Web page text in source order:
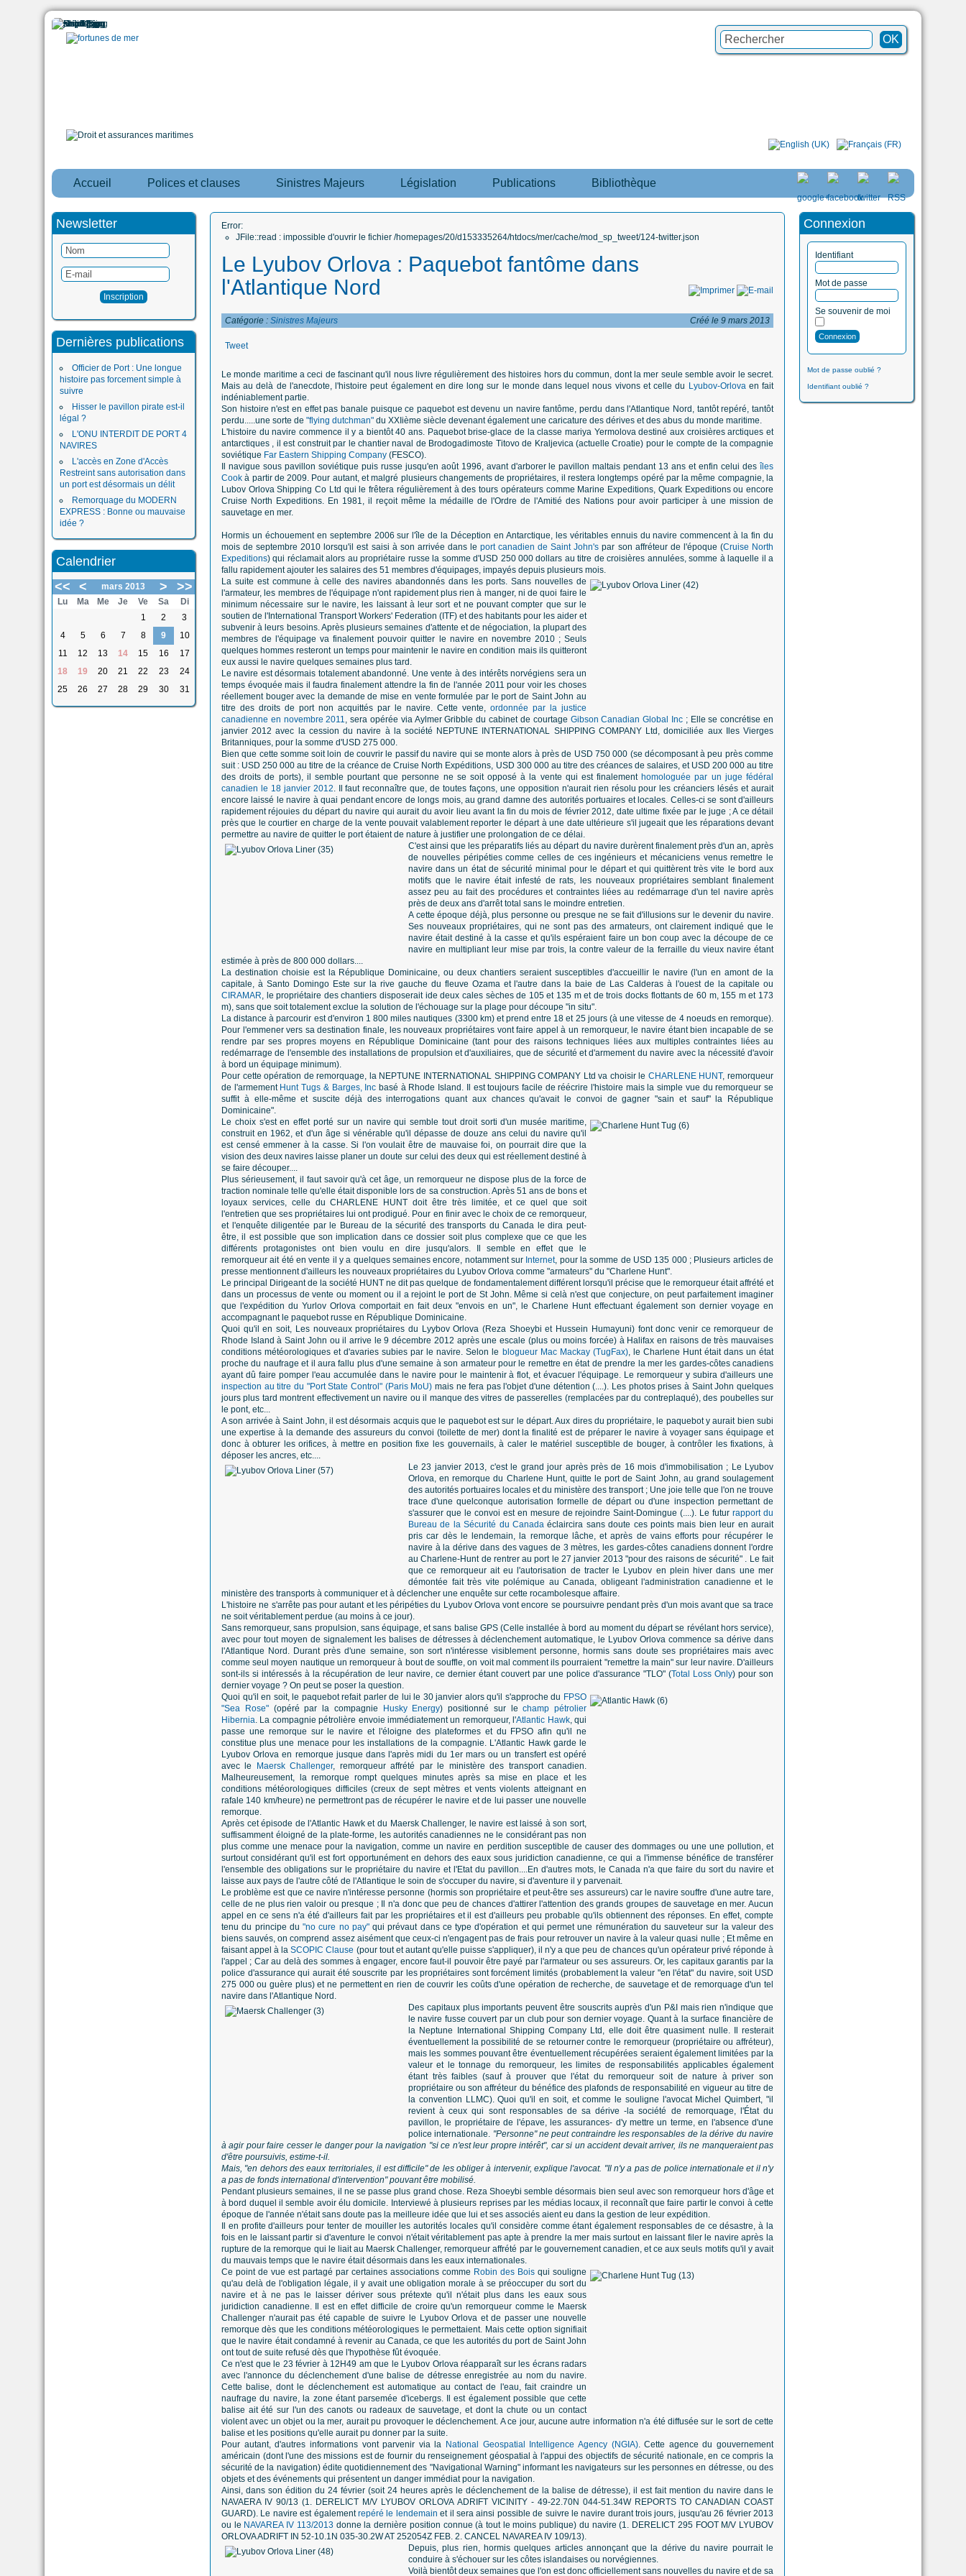
Accueil Polices et clauses Sinistres Majeurs Législation Publications Bibliothèque
Newsletter
Dernières publications
Officier de Port : Une longue
histoire pas forcement simple à
suivre
Hisser le pavillon pirate est-il
légal ?
L'ONU INTERDIT DE PORT 4
NAVIRES
L'accès en Zone d'Accès
Restreint sans autorisation dans
un port est désormais un délit
Remorquage du MODERN
EXPRESS : Bonne ou mauvaise
idée ?
Calendrier
<<
< mars 2013 > >>
Lu Ma Me Je Ve Sa
Di
1
2
3
4
5 6 7 8 9
10
11
12 13 14 15 16
17
18
19 20 21 22 23
24
25
26 27 28 29 30 31
Connexion
Identifiant
Mot de passe
Se souvenir de moi
Mot de passe oublié ?
Identifiant oublié ?
Error:
JFile::read : impossible d'ouvrir le fichier /homepages/20/d153335264/htdocs/mer/cache/mod_sp_tweet/124-twitter.json
Le Lyubov Orlova : Paquebot fantôme dans
l'Atlantique Nord
Catégorie : Sinistres Majeurs Créé le 9 mars 2013
Tweet
Le monde maritime a ceci de fascinant qu'il nous livre régulièrement des histoires hors du commun, dont la mer seule semble avoir le secret.
Mais au delà de l'anecdote, l'histoire peut également en dire long sur le monde dans lequel nous vivons et celle du Lyubov-Orlovaen fait
indéniablement partie.
Son histoire n'est en effet pas banale puisque ce paquebot est devenu un navire fantôme, perdu dans l'Atlantique Nord, tantôt repéré, tantôt
perdu.....une sorte de "flying dutchman" du XXIième siècle devenant également une caricature des dérives et des abus du monde maritime.
L'histoire du navire commence il y a bientôt 40 ans. Paquebot brise-glace de la classe mariya Yermolova destiné aux croisières arctiques et
antarctiques , il est construit par le chantier naval de Brodogadimoste Titovo de Kraljevica (actuelle Croatie) pour le compte de la compagnie
soviétique Far Eastern Shipping Company (FESCO).
Il navigue sous pavillon soviétique puis russe jusqu'en août 1996, avant d'arborer le pavillon maltais pendant 13 ans et enfin celui des îles
Cook à partir de 2009. Pour autant, et malgré plusieurs changements de propriétaires, il restera longtemps opéré par la même compagnie, la
Lubov Orlova Shipping Co Ltd qui le frêtera régulièrement à des tours opérateurs comme Marine Expeditions, Quark Expeditions ou encore
Cruise North Expeditions. En 1981, il reçoit même la médaille de l'Ordre de l'Amitié des Nations pour avoir participer à une mission de
sauvetage en mer.
Hormis un échouement en septembre 2006 sur l'île de la Déception en Antarctique, les véritables ennuis du navire commencent à la fin du
mois de septembre 2010 lorsqu'il est saisi à son arrivée dans leport canadien de Saint John's par son affréteur de l'époque (Cruise North
Expeditions) qui réclamait alors au propriétaire russe la somme d'USD 250 000 dollars au titre de croisières annulées, somme à laquelle il a
fallu rapidement ajouter les salaires des 51 membres d'équipages, impayés depuis plusieurs mois.
La suite est commune à celle des navires abandonnés dans les ports. Sans nouvelles de
l'armateur, les membres de l'équipage n'ont rapidement plus rien à manger, ni de quoi faire le
minimum nécessaire sur le navire, les laissant à leur sort et ne pouvant compter que sur le
soutien de l'International Transport Workers' Federation (ITF) et des habitants pour les aider et
subvenir à leurs besoins. Après plusieurs semaines d'attente et de négociation, la plupart des
membres de l'équipage va finalement pouvoir quitter le navire en novembre 2010 ; Seuls
quelques hommes resteront un temps pour maintenir le navire en condition mais ils quitteront
eux aussi le navire quelques semaines plus tard.
Le navire est désormais totalement abandonné. Une vente à des intérêts norvégiens sera un
temps évoquée mais il faudra finalement attendre la fin de l'année 2011 pour voir les choses
réellement bouger avec la demande de mise en vente formulée par le port de Saint John au
titre des droits de port non acquittés par le navire. Cette vente, ordonnée par la justice
canadienne en novembre 2011, sera opérée via Aylmer Gribble du cabinet de courtage Gibson Canadian Global Inc; Elle se concrétise en
janvier 2012 avec la cession du navire à la société NEPTUNE INTERNATIONAL SHIPPING COMPANY Ltd, domiciliée aux Iles Vierges
Britanniques, pour la somme d'USD 275 000.
Bien que cette somme soit loin de couvrir le passif du navire qui se monte alors à près de USD 750 000 (se décomposant à peu près comme
suit : USD 250 000 au titre de la créance de Cruise North Expéditions, USD 300 000 au titre des créances de salaires, et USD 200 000 au titre
des droits de ports), il semble pourtant que personne ne se soit opposé à la vente qui est finalement homologuée par un juge fédéral
canadien le 18 janvier 2012. Il faut reconnaître que, de toutes façons, une opposition n'aurait rien résolu pour les créanciers lésés et aurait
encore laissé le navire à quai pendant encore de longs mois, au grand damne des autorités portuaires et locales. Celles-ci se sont d'ailleurs
rapidement réjouies du départ du navire qui aurait du avoir lieu avant la fin du mois de février 2012, date ultime fixée par le juge ; A ce détail
près que le courtier en charge de la vente pouvait valablement reporter le départ à une date ultérieure s'il jugeait que les réparations devant
permettre au navire de quitter le port étaient de nature à justifier une prolongation de ce délai.
C'est ainsi que les préparatifs liés au départ du navire durèrent finalement près d'un an, après
de nouvelles péripéties comme celles de ces ingénieurs et mécaniciens venus remettre le
navire dans un état de sécurité minimal pour le départ et qui quittèrent très vite le bord aux
motifs que le navire était infesté de rats, les nouveaux propriétaires semblant finalement
assez peu au fait des procédures et contraintes liées au redémarrage d'un tel navire après
près de deux ans d'arrêt total sans le moindre entretien.
A cette époque déjà, plus personne ou presque ne se fait d'illusions sur le devenir du navire.
Ses nouveaux propriétaires, qui ne sont pas des armateurs, ont clairement indiqué que le
navire était destiné à la casse et qu'ils espéraient faire un bon coup avec la découpe de ce
navire en multipliant leur mise par trois, la contre valeur de la ferraille du vieux navire étant
estimée à près de 800 000 dollars....
La destination choisie est la République Dominicaine, ou deux chantiers seraient susceptibles d'accueillir le navire (l'un en amont de la
capitale, à Santo Domingo Este sur la rive gauche du fleuve Ozama et l'autre dans la baie de Las Calderas à l'ouest de la capitale ou
CIRAMAR, le propriétaire des chantiers disposerait ide deux cales sèches de 105 et 135 m et de trois docks flottants de 60 m, 155 m et 173
m), sans que soit totalement exclue la solution de l'échouage sur la plage pour découpe "in situ".
La distance à parcourir est d'environ 1 800 miles nautiques (3300 km) et prend entre 18 et 25 jours (à une vitesse de 4 noeuds en remorque).
Pour l'emmener vers sa destination finale, les nouveaux propriétaires vont faire appel à un remorqueur, le navire étant bien incapable de se
rendre par ses propres moyens en République Dominicaine (tant pour des raisons techniques liées aux multiples contraintes liées au
redémarrage de l'ensemble des installations de propulsion et d'auxiliaires, que de sécurité et d'armement du navire avec la nécessité d'avoir
à bord un équipage minimum).
Pour cette opération de remorquage, la NEPTUNE INTERNATIONAL SHIPPING COMPANY Ltd va choisir le CHARLENE HUNT, remorqueur
de l'armement Hunt Tugs & Barges, Inc basé à Rhode Island. Il est toujours facile de réécrire l'histoire mais la simple vue du remorqueur se
suffit à elle-même et suscite déjà des interrogations quant aux chances qu'avait le convoi de gagner "sain et sauf" la République
Dominicaine".
Le choix s'est en effet porté sur un navire qui semble tout droit sorti d'un musée maritime,
construit en 1962, et d'un âge si vénérable qu'il dépasse de douze ans celui du navire qu'il
est censé emmener à la casse. Si l'on voulait être de mauvaise foi, on pourrait dire que la
vision des deux navires laisse planer un doute sur celui des deux qui est réellement destiné à
se faire découper....
Plus sérieusement, il faut savoir qu'à cet âge, un remorqueur ne dispose plus de la force de
traction nominale telle qu'elle était disponible lors de sa construction. Après 51 ans de bons et
loyaux services, celle du CHARLENE HUNT doit être très limitée, et ce quel que soit
l'entretien que ses propriétaires lui ont prodigué. Pour en finir avec le choix de ce remorqueur,
et l'enquête diligentée par le Bureau de la sécurité des transports du Canada le dira peut-
être, il est possible que son implication dans ce dossier soit plus complexe que ce que les
différents protagonistes ont bien voulu en dire jusqu'alors. Il semble en effet que le
remorqueur ait été en vente il y a quelques semaines encore, notamment sur Internet, pour la somme de USD 135 000 ; Plusieurs articles de
presse mentionnent d'ailleurs les nouveaux propriétaires du Lyubov Orlova comme "armateurs" du "Charlene Hunt".
Le principal Dirigeant de la société HUNT ne dit pas quelque de fondamentalement différent lorsqu'il précise que le remorqueur était affrété et
dans un processus de vente ou moment ou il a rejoint le port de St John. Même si celà n'est que conjecture, on peut parfaitement imaginer
que l'expédition du Yurlov Orlova comportait en fait deux "envois en un", le Charlene Hunt effectuant également son dernier voyage en
accompagnant le paquebot russe en République Dominicaine.
Quoi qu'il en soit, Les nouveaux propriétaires du Lyybov Orlova (Reza Shoeybi et Hussein Humayuni) font donc venir ce remorqueur de
Rhode Island à Saint John ou il arrive le 9 décembre 2012 après une escale (plus ou moins forcée) à Halifax en raisons de très mauvaises
conditions météorologiques et d'avaries subies par le navire. Selon le blogueur Mac Mackay (TugFax), le Charlene Hunt était dans un état
proche du naufrage et il aura fallu plus d'une semaine à son armateur pour le remettre en état de prendre la mer les gardes-côtes canadiens
ayant dû faire pomper l'eau accumulée dans le navire pour le maintenir à flot, et évacuer l'équipage. Le remorqueur y subira d'ailleurs une
inspection au titre du "Port State Control" (Paris MoU) mais ne fera pas l'objet d'une détention (....). Les photos prises à Saint John quelques
jours plus tard montrent effectivement un navire ou il manque des vitres de passerelles (remplacées par du contreplaqué), des poubelles sur
le pont, etc...
A son arrivée à Saint John, il est désormais acquis que le paquebot est sur le départ. Aux dires du propriétaire, le paquebot y aurait bien subi
une expertise à la demande des assureurs du convoi (toilette de mer) dont la finalité est de préparer le navire à voyager sans équipage et
donc à obturer les orifices, à mettre en position fixe les gouvernails, à caler le matériel susceptible de bouger, à contrôler les fixations, à
déposer les ancres, etc....
Le 23 janvier 2013, c'est le grand jour après près de 16 mois d'immobilisation ; Le Lyubov
Orlova, en remorque du Charlene Hunt, quitte le port de Saint John, au grand soulagement
des autorités portuaires locales et du ministère des transport ; Une joie telle que l'on ne trouve
trace d'une quelconque autorisation formelle de départ ou d'une inspection permettant de
s'assurer que le convoi est en mesure de rejoindre Saint-Domingue (....). Le futurrapport du
Bureau de la Sécurité du Canada éclaircira sans doute ces points mais bien leur en aurait
pris car dès le lendemain, la remorque lâche, et après de vains efforts pour récupérer le
navire à la dérive dans des vagues de 3 mètres, les gardes-côtes canadiens donnent l'ordre
au Charlene-Hunt de rentrer au port le 27 janvier 2013 "pour des raisons de sécurité" . Le fait
que ce remorqueur ait eu l'autorisation de tracter le Lyubov en plein hiver dans une mer
démontée fait très vite polémique au Canada, obligeant l'administration canadienne et le
ministère des transports à communiquer et à déclencher une enquête sur cette rocambolesque affaire.
L'histoire ne s'arrête pas pour autant et les péripéties du Lyubov Orlova vont encore se poursuivre pendant près d'un mois avant que sa trace
ne soit véritablement perdue (au moins à ce jour).
Sans remorqueur, sans propulsion, sans équipage, et sans balise GPS (Celle installée à bord au moment du départ se révélant hors service),
avec pour tout moyen de signalement les balises de détresses à déclenchement automatique, le Lyubov Orlova commence sa dérive dans
l'Atlantique Nord. Durant près d'une semaine, son sort n'intéresse visiblement personne, hormis sans doute ses propriétaires mais avec
comme seul moyen nautique un remorqueur à bout de souffle, on voit mal comment ils pourraient "remettre la main" sur leur navire. D'ailleurs
sont-ils si intéressés à la récupération de leur navire, ce dernier étant couvert par une police d'assurance "TLO" (Total Loss Only) pour son
dernier voyage ? On peut se poser la question.
Quoi qu'il en soit, le paquebot refait parler de lui le 30 janvier alors qu'il s'approche du FPSO
"Sea Rose"(opéré par la compagnie Husky Energy) positionné sur lechamp pétrolier
Hibernia. La compagnie pétrolière envoie immédiatement un remorqueur, l'Atlantic Hawk, qui
passe une remorque sur le navire et l'éloigne des plateformes et du FPSO afin qu'il ne
constitue plus une menace pour les installations de la compagnie. L'Atlantic Hawk garde le
Lyubov Orlova en remorque jusque dans l'après midi du 1er mars ou un transfert est opéré
avec le
Maersk Challenger, remorqueur affrété par le ministère des transport canadien.
Malheureusement, la remorque rompt quelques minutes après sa mise en place et les
conditions météorologiques difficiles (creux de sept mètres et vents violents atteignant en
rafale 140 km/heure) ne permettront pas de récupérer le navire et de lui passer une nouvelle
remorque.
Après cet épisode de l'Atlantic Hawk et du Maersk Challenger, le navire est laissé à son sort,
suffisamment éloigné de la plate-forme, les autorités canadiennes ne le considérant pas non
plus comme une menace pour la navigation, comme un navire en perdition susceptible de causer des dommages ou une une pollution, et
surtout considérant qu'il est fort opportunément en dehors des eaux sous juridiction canadienne, ce qui a l'immense bénéfice de transférer
l'ensemble des obligations sur le propriétaire du navire et l'Etat du pavillon....En d'autres mots, le Canada n'a que faire du sort du navire et
laisse aux pays de l'autre côté de l'Atlantique le soin de s'occuper du navire, si d'aventure il y parvenait.
Le problème est que ce navire n'intéresse personne (hormis son propriétaire et peut-être ses assureurs) car le navire souffre d'une autre tare,
celle de ne plus rien valoir ou presque ; Il n'a donc que peu de chances d'attirer l'attention des grands groupes de sauvetage en mer. Aucun
appel en ce sens n'a été d'ailleurs fait par les propriétaires et il est d'ailleurs peu probable qu'ils obtiennent des réponses. En effet, compte
tenu du principe du "no cure no pay"qui prévaut dans ce type d'opération et qui permet une rémunération du sauveteur sur la valeur des
biens sauvés, on comprend assez aisément que ceux-ci n'engagent pas de frais pour retrouver un navire à la valeur quasi nulle ; Et même en
faisant appel à laSCOPIC Clause (pour tout et autant qu'elle puisse s'appliquer), il n'y a que peu de chances qu'un opérateur privé réponde à
l'appel ; Car au delà des sommes à engager, encore faut-il pouvoir être payé par l'armateur ou ses assureurs. Or, les capitaux garantis par la
police d'assurance qui aurait été souscrite par les propriétaires sont forcément limités (probablement la valeur "en l'état" du navire, soit USD
275 000 ou guère plus) et ne permettent en rien de couvrir les coûts d'une opération de recherche, de sauvetage et de remorquage d'un tel
navire dans l'Atlantique Nord.
Des capitaux plus importants peuvent être souscrits auprès d'un P&I mais rien n'indique que
le navire fusse couvert par un club pour son dernier voyage. Quant à la surface financière de
la Neptune International Shipping Company Ltd, elle doit être quasiment nulle. Il resterait
éventuellement la possibilité de se retourner contre le remorqueur (propriétaire ou affréteur),
mais les sommes pouvant être éventuellement récupérées seraient également limitées par la
valeur et le tonnage du remorqueur, les limites de responsabilités applicables également
étant très faibles (sauf à prouver que l'état du remorqueur soit de nature à priver son
propriétaire ou son affréteur du bénéfice des plafonds de responsabilité en vigueur au titre de
la convention LLMC). Quoi qu'il en soit, et comme le souligne l'avocat Michel Quimbert, "il
revient à ceux qui sont responsables de sa dérive -la société de remorquage, l'État du
pavillon, le propriétaire de l'épave, les assurances- d'y mettre un terme, en l'absence d'une
police internationale. "Personne" ne peut contraindre les responsables de la dérive du navire
à agir pour faire cesser le danger pour la navigation "si ce n'est leur propre intérêt", car si un accident devait arriver, ils ne manqueraient pas
d'être poursuivis, estime-t-il.
Mais, "en dehors des eaux territoriales, il est difficile" de les obliger à intervenir, explique l'avocat. "Il n'y a pas de police internationale et il n'y
a pas de fonds international d'intervention" pouvant être mobilisé.
Pendant plusieurs semaines, il ne se passe plus grand chose. Reza Shoeybi semble désormais bien seul avec son remorqueur hors d'âge et
à bord duquel il semble avoir élu domicile. Interviewé à plusieurs reprises par les médias locaux, il reconnaît que faire partir le convoi à cette
époque de l'année n'était sans doute pas la meilleure idée que lui et ses associés aient eu dans la gestion de leur expédition.
Il en profite d'ailleurs pour tenter de mouiller les autorités locales qu'il considère comme étant également responsables de ce désastre, à la
fois en le laissant partir si d'aventure le convoi n'était véritablement pas apte à prendre la mer mais surtout en laissant filer le navire après la
rupture de la remorque qui le liait au Maersk Challenger, remorqueur affrété par le gouvernement canadien, et ce aux seuls motifs qu'il y avait
du mauvais temps que le navire était désormais dans les eaux internationales.
Ce point de vue est partagé par certaines associations comme Robin des Bois qui souligne
qu'au delà de l'obligation légale, il y avait une obligation morale à se préoccuper du sort du
navire et à ne pas le laisser dériver sous prétexte qu'il n'était plus dans les eaux sous
juridiction canadienne. Il est en effet difficile de croire qu'un remorqueur comme le Maersk
Challenger n'aurait pas été capable de suivre le Lyubov Orlova et de passer une nouvelle
remorque dès que les conditions météorologiques le permettaient. Mais cette option signifiait
que le navire était condamné à revenir au Canada, ce que les autorités du port de Saint John
ont tout de suite refusé dès que l'hypothèse fût évoquée.
Ce n'est que le 23 février à 12H49 am que le Lyubov Orlova réapparaît sur les écrans radars
avec l'annonce du déclenchement d'une balise de détresse enregistrée au nom du navire.
Cette balise, dont le déclenchement est automatique au contact de l'eau, fait craindre un
naufrage du navire, la zone étant parsemée d'icebergs. Il est également possible que cette
balise ait été sur l'un des canots ou radeaux de sauvetage, et dont la chute ou un contact
violent avec un objet ou la mer, aurait pu provoquer le déclenchement. A ce jour, aucune autre information n'a été diffusée sur le sort de cette
balise et les positions qu'elle aurait pu donner par la suite.
Pour autant, d'autres informations vont parvenir via la National Geospatial Intelligence Agency (NGIA). Cette agence du gouvernement
américain (dont l'une des missions est de fournir du renseignement géospatial à l'appui des objectifs de sécurité nationale, en ce compris la
sécurité de la navigation) édite quotidiennement des "Navigational Warning" informant les navigateurs sur les personnes en détresse, ou des
objets et des événements qui présentent un danger immédiat pour la navigation.
Ainsi, dans son édition du 24 février (soit 24 heures après le déclenchement de la balise de détresse), il est fait mention du navire dans le
NAVAERA IV 90/13 (1. DERELICT M/V LYUBOV ORLOVA ADRIFT VICINITY - 49-22.70N 044-51.34W REPORTS TO CANADIAN COAST
GUARD). Le navire est égalementrepéré le lendemain et il sera ainsi possible de suivre le navire durant trois jours, jusqu'au 26 février 2013
ou le NAVAREA IV 113/2013donne la dernière position connue (à tout le moins publique) du navire (1. DERELICT 295 FOOT M/V LYUBOV
ORLOVA ADRIFT IN 52-10.1N 035-30.2W AT 252054Z FEB. 2. CANCEL NAVAREA IV 109/13).
Depuis, plus rien, hormis quelques articles annonçant que la dérive du navire pourrait le
conduire à s'échouer sur les côtes islandaises ou norvégiennes.
Voilà bientôt deux semaines que l'on est donc officiellement sans nouvelles du navire et de sa